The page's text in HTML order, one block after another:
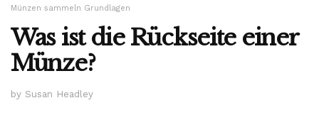
Münzen sammeln Grundlagen
Was ist die Rückseite einer
Münze?
by Susan Headley